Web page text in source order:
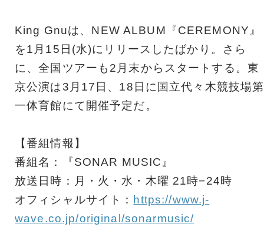
King Gnuは、NEW ALBUM『CEREMONY』
を1月15日(水)にリリースしたばかり。さら
に、全国ツアーも2月末からスタートする。東
京公演は3月17日、18日に国立代々木競技場第
一体育館にて開催予定だ。
【番組情報】
番組名：『SONAR MUSIC』
放送日時：月・火・水・木曜 21時−24時
オフィシャルサイト： https://www.j-
wave.co.jp/original/sonarmusic/